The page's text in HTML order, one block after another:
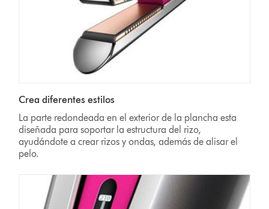
Crea diferentes estilos
La parte redondeada en el exterior de la plancha esta
diseñada para soportar la estructura del rizo,
ayudándote a crear rizos y ondas, además de alisar el
pelo.